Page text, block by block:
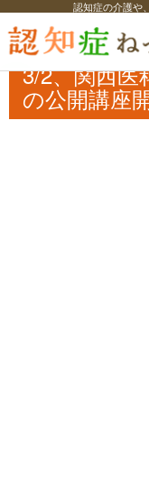
認知症の介護や
認知症ねっと 認知症最
症と脳卒中の公開講座開催
3/2、関西医
の公開講座